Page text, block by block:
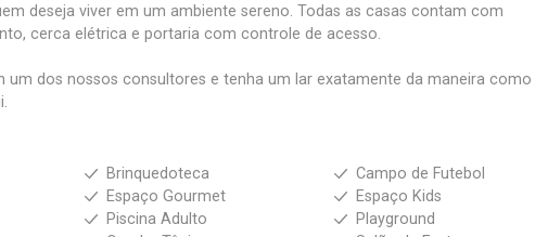
deseja viver em um ambiente sereno. Todas as casas contam com
cerca elétrica e portaria com controle de acesso.
um dos nossos consultores e tenha um lar exatamente da maneira como
Brinquedoteca
Campo de Futebol
Espaço Gourmet
Espaço Kids
Piscina Adulto
Playground